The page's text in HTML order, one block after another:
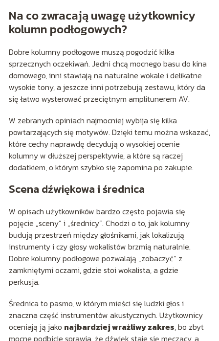
Na co zwracają uwagę użytkownicy
kolumn podłogowych?
Dobre kolumny podłogowe muszą pogodzić kilka
sprzecznych oczekiwań. Jedni chcą mocnego basu do kina
domowego, inni stawiają na naturalne wokale i delikatne
wysokie tony, a jeszcze inni potrzebują zestawu, który da
się łatwo wysterować przeciętnym amplitunerem AV.
W zebranych opiniach najmocniej wybija się kilka
powtarzających się motywów. Dzięki temu można wskazać,
które cechy naprawdę decydują o wysokiej ocenie
kolumny w dłuższej perspektywie, a które są raczej
dodatkiem, o którym szybko się zapomina po zakupie.
Scena dźwiękowa i średnica
W opisach użytkowników bardzo często pojawia się
pojęcie „sceny” i „średnicy”. Chodzi o to, jak kolumny
budują przestrzeń między głośnikami, jak lokalizują
instrumenty i czy głosy wokalistów brzmią naturalnie.
Dobre kolumny podłogowe pozwalają „zobaczyć” z
zamkniętymi oczami, gdzie stoi wokalista, a gdzie
perkusja.
Średnica to pasmo, w którym mieści się ludzki głos i
znaczna część instrumentów akustycznych. Użytkownicy
oceniają ją jako najbardziej wrażliwy zakres, bo zbyt